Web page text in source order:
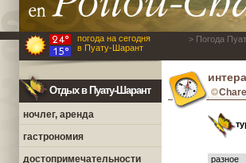
погода на сегодня
в Пуату-Шарант
> Погода
Отдых в Пуату-Шарант
ночлег, аренда
гастрономия
достопримечательности